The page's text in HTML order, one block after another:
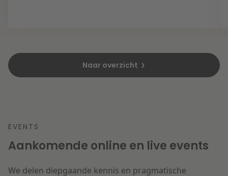
Naar overzicht
EVENTS
Aankomende online en live events
We delen diepgaande kennis en pragmatische